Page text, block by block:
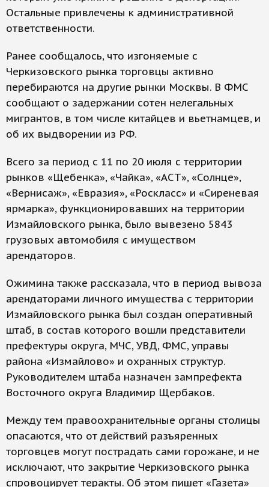
Остальные привлечены к административной
ответственности.
Ранее сообщалось, что изгоняемые с
Черкизовского рынка торговцы активно
перебираются на другие рынки Москвы. В ФМС
сообщают о задержании сотен нелегальных
мигрантов, в том числе китайцев и вьетнамцев, и
об их выдворении из РФ.
Всего за период с 11 по 20 июля с территории
рынков «Щебенка», «Чайка», «АСТ», «Солнце»,
«Вернисаж», «Евразия», «Роскласс» и «Сиреневая
ярмарка», функционировавших на территории
Измайловского рынка, было вывезено 5843
грузовых автомобиля с имуществом
арендаторов.
Ожимина также рассказала, что в период вывоза
арендаторами личного имущества с территории
Измайловского рынка был создан оперативный
штаб, в состав которого вошли представители
префектуры округа, МЧС, УВД, ФМС, управы
района «Измайлово» и охранных структур.
Руководителем штаба назначен зампрефекта
Восточного округа Владимир Щербаков.
Между тем правоохранительные органы столицы
опасаются, что от действий разъяренных
торговцев могут пострадать сами горожане, и не
исключают, что закрытие Черкизовского рынка
спровоцирует теракты. Об этом пишет «Газета»